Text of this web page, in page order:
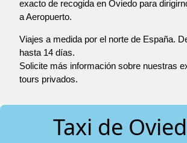
exacto de recogida en Oviedo para
a Aeropuerto.
Viajes a medida por el norte de España.
hasta 14 días.
Solicite más información sobre nuestras
tours privados.
Taxi de